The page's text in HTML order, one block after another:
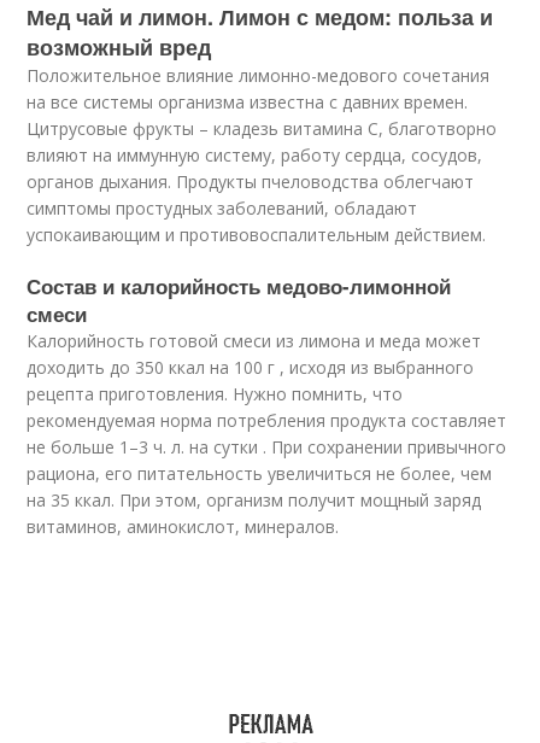
Мед чай и лимон. Лимон с медом: польза и
возможный вред
Положительное влияние лимонно-медового сочетания
на все системы организма известна с давних времен.
Цитрусовые фрукты – кладезь витамина C, благотворно
влияют на иммунную систему, работу сердца, сосудов,
органов дыхания. Продукты пчеловодства облегчают
симптомы простудных заболеваний, обладают
успокаивающим и противовоспалительным действием.
Состав и калорийность медово-лимонной
смеси
Калорийность готовой смеси из лимона и меда может
доходить до 350 ккал на 100 г , исходя из выбранного
рецепта приготовления. Нужно помнить, что
рекомендуемая норма потребления продукта составляет
не больше 1–3 ч. л. на сутки . При сохранении привычного
рациона, его питательность увеличиться не более, чем
на 35 ккал. При этом, организм получит мощный заряд
витаминов, аминокислот, минералов.